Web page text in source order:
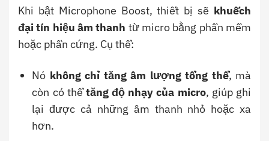
Khi bật Microphone Boost, thiết bị sẽ khuếch
đại tín hiệu âm thanh từ micro bằng phần mềm
hoặc phần cứng. Cụ thể:
Nó không chỉ tăng âm lượng tổng thể, mà
còn có thểtăng độ nhạy của micro, giúp ghi
lại được cả những âm thanh nhỏ hoặc xa
hơn.